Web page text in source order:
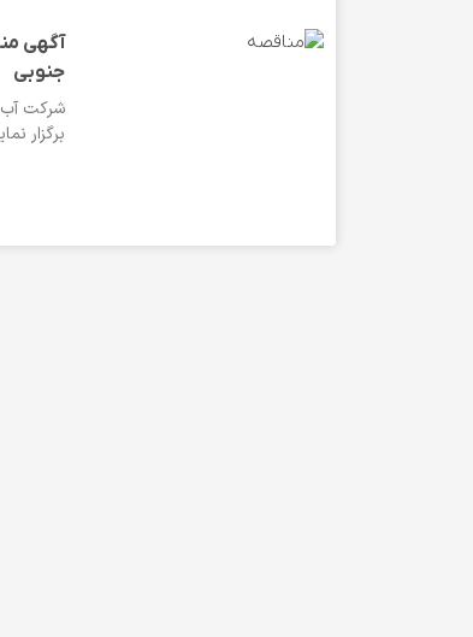
آگهی
جنوبی
شرکت آب
برگزار